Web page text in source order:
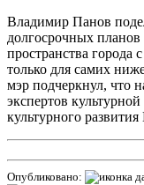
Владимир Панов
долгосрочных
пространства города
только для самих
мэр подчеркнул, что
экспертов
культурного
Опубликовано: